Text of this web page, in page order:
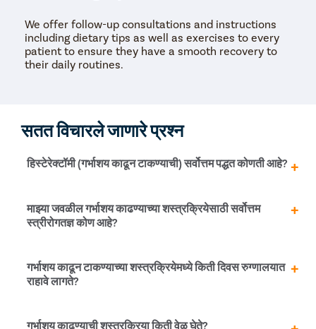
We offer follow-up consultations and instructions
including dietary tips as well as exercises to every
patient to ensure they have a smooth recovery to
their daily routines.
सतत विचारले जाणारे प्रश्न
हिस्टेरेक्टॉमी (गर्भाशय काढून टाकण्याची) सर्वोत्तम पद्धत कोणती आहे?
सामान्यतः, योनीतून हिस्टेरेक्टॉमी ही गर्भाशय काढून टाकण्याची सर्वोत्तम
पद्धत मानली जाते. तथापि, हे केवळ गर्भाशयाच्या वाढीच्या प्रकरणांमध्ये
पारंपारिकपणे केले जाऊ शकते. फायब्रॉइड्स, जड कालावधी किंवा
सुचवली जाते, तेव्हा टोटल लेप्रोस्कोपिक हिस्टेरेक्टॉमी (TLH) ही
सर्वात प्रगत आणि कमीतकमी हल्ल्याची पद्धत आहे. हे देखील
लॅपरोस्कोपिक साधनांचा वापर करून योनिमार्गाद्वारे गर्भाशय काढून
कमी होणे, जलद स्त्राव आणि जलद पुनर्प्राप्तीसाठी प्रसिद्ध आहे.
माझ्या जवळील गर्भाशय काढण्याच्या शस्त्रक्रियेसाठी सर्वोत्तम
स्त्रीरोगतज्ञ कोण आहे?
प्रिस्टिन केअर स्त्रीरोग तज्ञ हे ठाणे मधील काही सर्वात प्रतिष्ठित
आणि विश्वासू महिला OB- स्त्रीरोग तज्ञ आहेत. आम्ही लेसर आणि
गर्भाशय काढून टाकण्याच्या शस्त्रक्रियेमध्ये किती दिवस रुग्णालयात
राहावे लागते?
हॉस्पिटलायझेशनसाठी आवश्यक दिवसांची संख्या हिस्टेरेक्टॉमीच्या
गर्भाशय काढण्याची शस्त्रक्रिया किती वेळ घेते?